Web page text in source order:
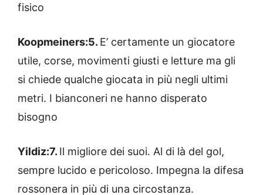
fisico
Koopmeiners:5. E’ certamente un giocatore
utile, corse, movimenti giusti e letture ma gli
si chiede qualche giocata in più negli ultimi
metri. I bianconeri ne hanno disperato
bisogno
Yildiz:7. Il migliore dei suoi. Al di là del gol,
sempre lucido e pericoloso. Impegna la difesa
rossonera in più di una circostanza.